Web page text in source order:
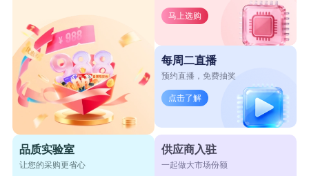
马上选购
每周二直播
预约直播，免费抽奖
点击了解
品质实验室
让您的采购更省心
供应商入驻
一起做大市场份额